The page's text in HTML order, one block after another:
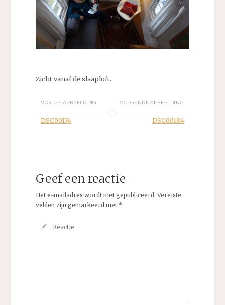
Zicht vanaf de slaaploft.
VORIGE AFBEELDING
DSC00174
VOLGENDE AFBEELDING
DSC00184
Geef een reactie
Het e-mailadres wordt niet gepubliceerd. Vereiste
velden zijn gemarkeerd met *